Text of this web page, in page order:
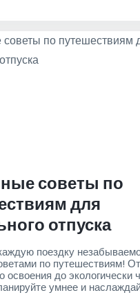
советы по
для
отпуска
поездку
по путешествиям! От
освоения до экологически
умнее и